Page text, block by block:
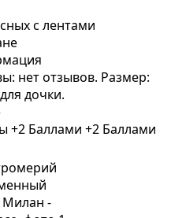
с лентами
нет отзывов. Размер:
дочки.
+2 Баллами +2 Баллами